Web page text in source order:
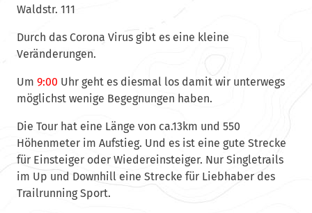
Waldstr. 111
Durch das Corona Virus gibt es eine kleine
Veränderungen.
Um 9:00 Uhr geht es diesmal los damit wir unterwegs
möglichst wenige Begegnungen haben.
Die Tour hat eine Länge von ca.13km und 550
Höhenmeter im Aufstieg. Und es ist eine gute Strecke
für Einsteiger oder Wiedereinsteiger. Nur Singletrails
im Up und Downhill eine Strecke für Liebhaber des
Trailrunning Sport.